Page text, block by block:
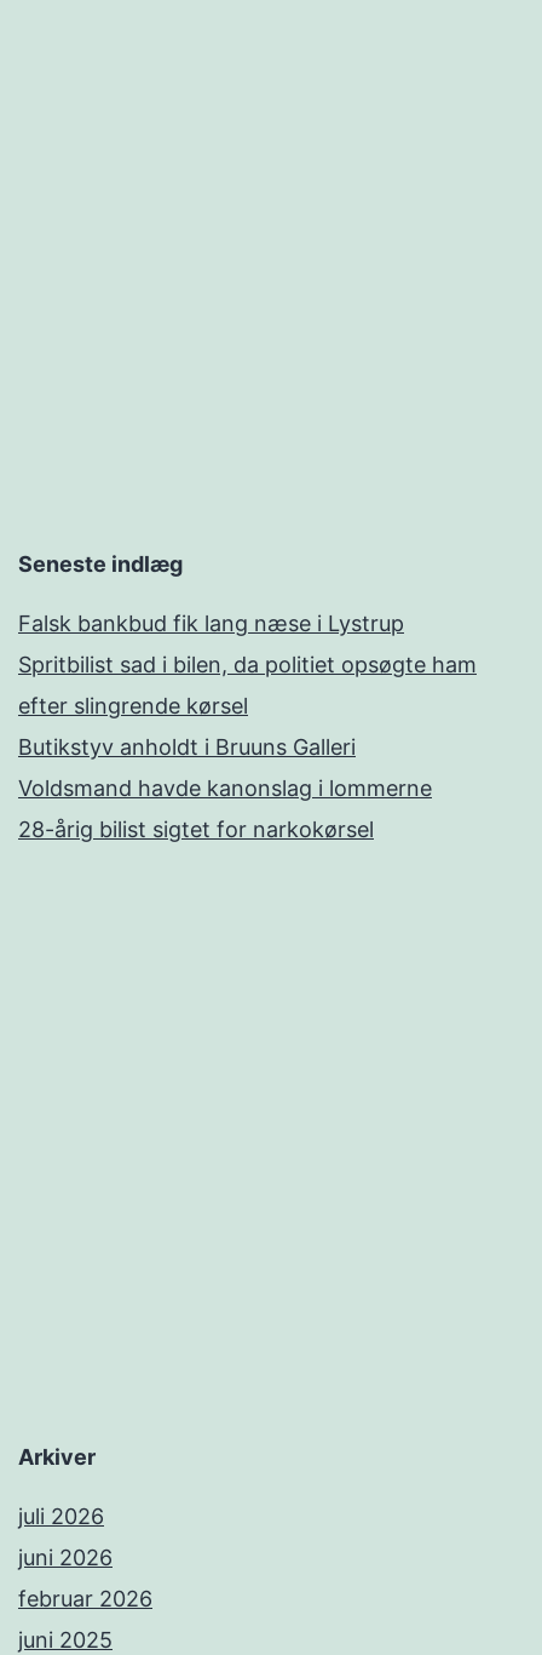
Seneste indlæg
Falsk bankbud fik lang næse i Lystrup
Spritbilist sad i bilen, da politiet opsøgte ham
efter slingrende kørsel
Butikstyv anholdt i Bruuns Galleri
Voldsmand havde kanonslag i lommerne
28-årig bilist sigtet for narkokørsel
Arkiver
juli 2026
juni 2026
februar 2026
juni 2025